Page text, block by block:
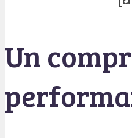
Un